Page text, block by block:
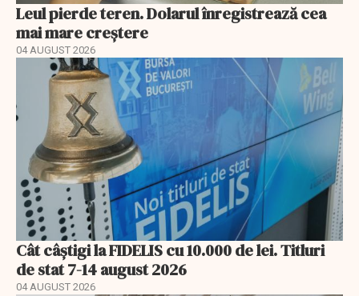
Leul pierde teren. Dolarul înregistrează cea
mai mare creștere
04 AUGUST 2026
Cât câștigi la FIDELIS cu 10.000 de lei. Titluri
de stat 7-14 august 2026
04 AUGUST 2026